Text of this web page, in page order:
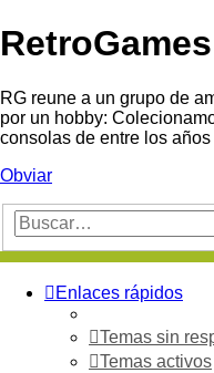
RetroGames
RG reune a un grupo de
por un hobby:
consolas de entre los años
Obviar
Enlaces rápidos
Temas sin
Temas activos